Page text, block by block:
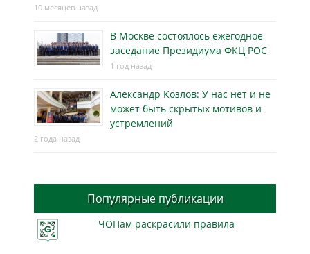
10 месяцев назад
В Москве состоялось ежегодное
заседание Президиума ФКЦ РОС
1 год назад
Александр Козлов: У нас нет и не
может быть скрытых мотивов и
устремлений
2 года назад
Популярные публикации
ЧОПам раскрасили правила